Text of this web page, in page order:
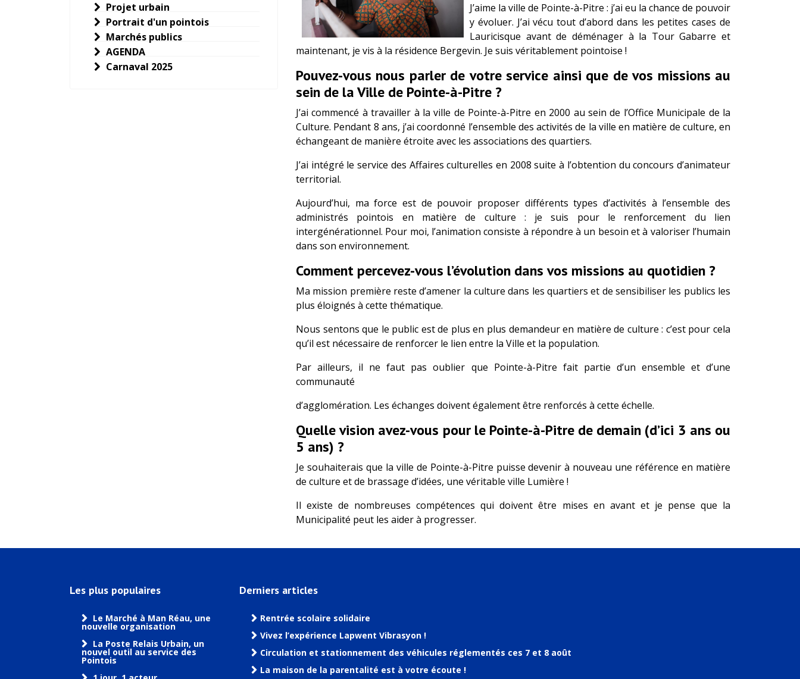
Projet urbain
Portrait d'un pointois
Marchés publics
AGENDA
Carnaval 2025
J’aime la ville de Pointe-à-Pitre : j’ai eu la chance de pouvoir
y évoluer. J’ai vécu tout d’abord dans les petites cases de
Lauricisque avant de déménager à la Tour Gabarre et
maintenant, je vis à la résidence Bergevin. Je suis véritablement pointoise !
Pouvez-vous nous parler de votre service ainsi que de vos missions au
sein de la Ville de Pointe-à-Pitre ?
J’ai commencé à travailler à la ville de Pointe-à-Pitre en 2000 au sein de l’Office Municipale de la
Culture. Pendant 8 ans, j’ai coordonné l’ensemble des activités de la ville en matière de culture, en
échangeant de manière étroite avec les associations des quartiers.
J’ai intégré le service des Affaires culturelles en 2008 suite à l’obtention du concours d’animateur
territorial.
Aujourd’hui, ma force est de pouvoir proposer différents types d’activités à l’ensemble des
administrés pointois en matière de culture : je suis pour le renforcement du lien
intergénérationnel. Pour moi, l’animation consiste à répondre à un besoin et à valoriser l’humain
dans son environnement.
Comment percevez-vous l’évolution dans vos missions au quotidien ?
Ma mission première reste d’amener la culture dans les quartiers et de sensibiliser les publics les
plus éloignés à cette thématique.
Nous sentons que le public est de plus en plus demandeur en matière de culture : c’est pour cela
qu’il est nécessaire de renforcer le lien entre la Ville et la population.
Par ailleurs, il ne faut pas oublier que Pointe-à-Pitre fait partie d’un ensemble et d’une
communauté
d’agglomération. Les échanges doivent également être renforcés à cette échelle.
Quelle vision avez-vous pour le Pointe-à-Pitre de demain (d’ici 3 ans ou
5 ans) ?
Je souhaiterais que la ville de Pointe-à-Pitre puisse devenir à nouveau une référence en matière
de culture et de brassage d’idées, une véritable ville Lumière !
Il existe de nombreuses compétences qui doivent être mises en avant et je pense que la
Municipalité peut les aider à progresser.
Les plus populaires
Le Marché à Man Réau, une
nouvelle organisation
La Poste Relais Urbain, un
nouvel outil au service des
Pointois
Derniers articles
Rentrée scolaire solidaire
Vivez l’expérience Lapwent Vibrasyon !
Circulation et stationnement des véhicules réglementés ces 7 et 8 août
La maison de la parentalité est à votre écoute !